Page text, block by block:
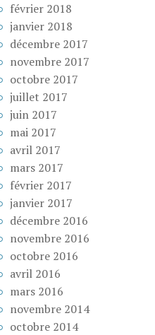
février 2018
janvier 2018
décembre 2017
novembre 2017
octobre 2017
juillet 2017
juin 2017
mai 2017
avril 2017
mars 2017
février 2017
janvier 2017
décembre 2016
novembre 2016
octobre 2016
avril 2016
mars 2016
novembre 2014
octobre 2014